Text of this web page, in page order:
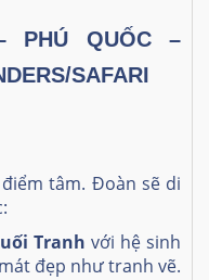
PHÚ QUỐC –
SAFARI
tâm. Đoàn sẽ di
Tranh với hệ sinh
đẹp như tranh vẽ.